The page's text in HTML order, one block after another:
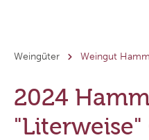
Weingüter Weingut
2024
"Literweise"